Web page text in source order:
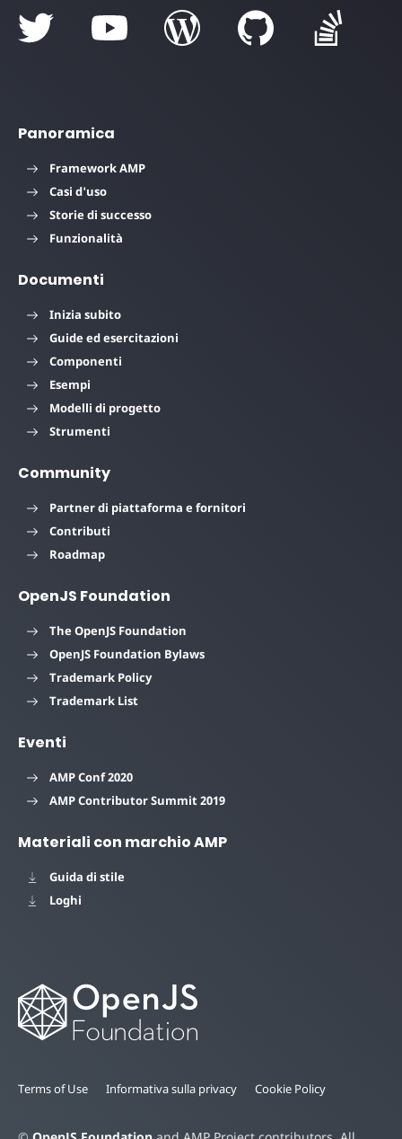
Panoramica
Framework AMP
Casi d'uso
Storie di successo
Funzionalità
Documenti
Inizia subito
Guide ed esercitazioni
Componenti
Esempi
Modelli di progetto
Strumenti
Community
Partner di piattaforma e fornitori
Contributi
Roadmap
OpenJS Foundation
The OpenJS Foundation
OpenJS Foundation Bylaws
Trademark Policy
Trademark List
Eventi
AMP Conf 2020
AMP Contributor Summit 2019
Materiali con marchio AMP
Guida di stile
Loghi
Terms of Use Informativa sulla privacy Cookie Policy